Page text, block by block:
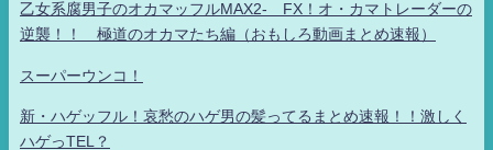
乙女系腐男子のオカマッフルMAX2- FX！オ・カマトレーダーの
逆襲！！ 極道のオカマたち編（おもしろ動画まとめ速報）
スーパーウンコ！
新・ハゲッフル！哀愁のハゲ男の髪ってるまとめ速報！！激しく
ハゲっTEL？